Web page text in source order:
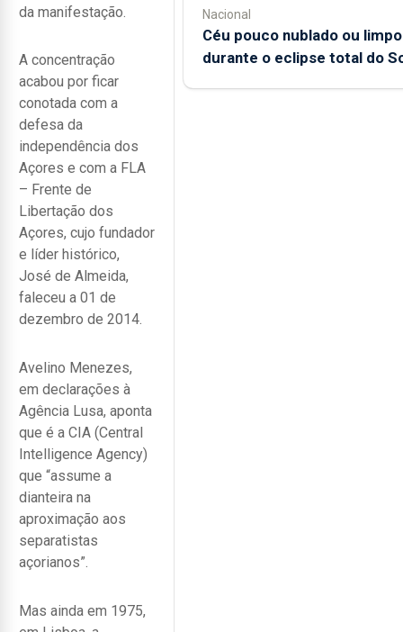
da manifestação.
A concentração
acabou por ficar
conotada com a
defesa da
independência dos
Açores e com a FLA
– Frente de
Libertação dos
Açores, cujo fundador
e líder histórico,
José de Almeida,
faleceu a 01 de
dezembro de 2014.
Avelino Menezes,
em declarações à
Agência Lusa, aponta
que é a CIA (Central
Intelligence Agency)
que “assume a
dianteira na
aproximação aos
separatistas
açorianos”.
Mas ainda em 1975,
Nacional
Céu pouco nublado ou limpo
durante o eclipse total do